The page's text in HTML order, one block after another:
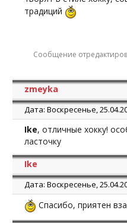
традиций
Сообщение
zmeyka
Дата: Воскресенье,
Ike, отличные хокку!
ласточку
Ike
Дата: Воскресенье,
Спасибо, приятен